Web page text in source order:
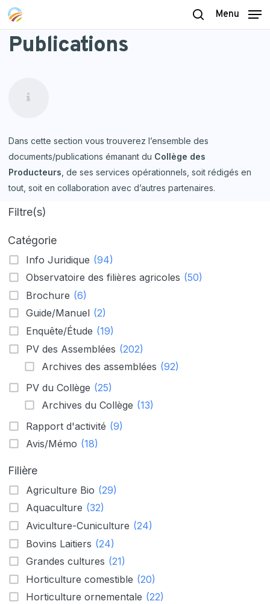
Skip
main
content
search
Menu
Publications
Dans cette section vous trouverez l’ensemble des
documents/publications émanant du Collège des
Producteurs , de ses services opérationnels, soit rédigés en
tout, soit en collaboration avec d’autres partenaires.
Filtre(s)
Catégorie
Info Juridique (94)
Observatoire des filières agricoles (50)
Brochure (6)
Guide/Manuel (2)
Enquête/Étude (19)
PV des Assemblées (202)
Archives des assemblées (92)
PV du Collège (25)
Archives du Collège (13)
Rapport d'activité (9)
Avis/Mémo (18)
Filière
Agriculture Bio (29)
Aquaculture (32)
Aviculture-Cuniculture (24)
Bovins Laitiers (24)
Grandes cultures (21)
Horticulture comestible (20)
Horticulture ornementale (22)